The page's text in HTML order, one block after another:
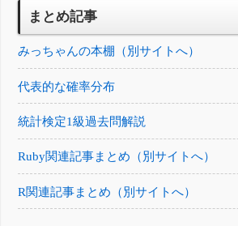
まとめ記事
みっちゃんの本棚（別サイトへ）
代表的な確率分布
統計検定1級過去問解説
Ruby関連記事まとめ（別サイトへ）
R関連記事まとめ（別サイトへ）